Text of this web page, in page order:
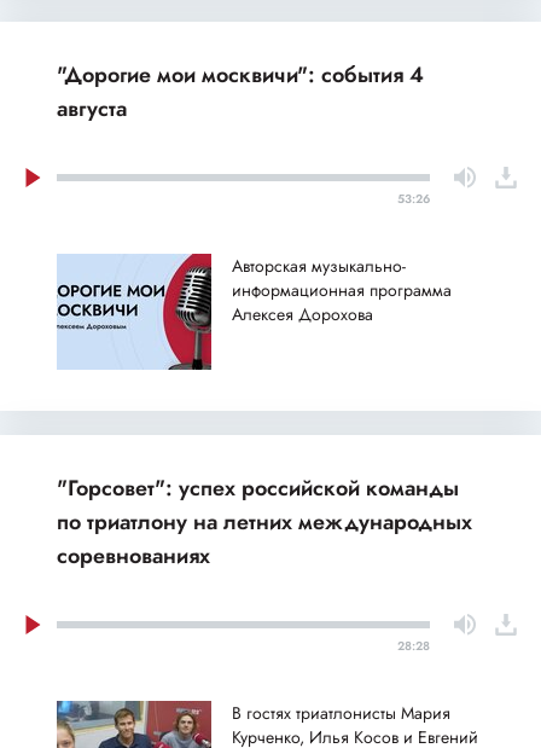
"Дорогие мои москвичи": события 4
августа
53:26
Авторская музыкально-
информационная программа
Алексея Дорохова
"Горсовет": успех российской команды
по триатлону на летних международных
соревнованиях
28:28
В гостях триатлонисты Мария
Курченко, Илья Косов и Евгений